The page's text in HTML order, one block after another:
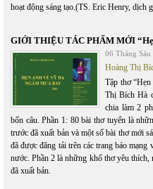
hoạt động sáng tạo.(TS. Eric Henry, dịch
GIỚI THIỆU TÁC PHẨM MỚI
06 Tháng Sáu
Hoàng Thị
Tập thơ
Thị Bích Hà
chia làm 2
bốn câu. Phần 1: 80 bài thơ tuyển là
trước đã xuất bản và một số bài thơ mới
đã được đăng tải trên các trang báo
nước. Phần 2 là những khổ thơ yêu
đã xuất bản.